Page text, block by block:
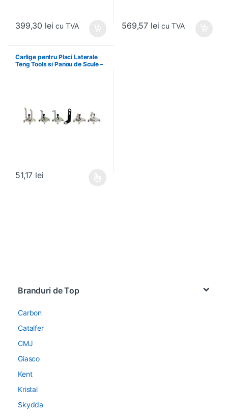
399,30 lei cu TVA 569,57 lei cu TVA
Carlige pentru Placi Laterale
Teng Tools si Panou de Scule –
51,17 lei
Branduri de Top
Carbon
Catalfer
CMJ
Giasco
Kent
Kristal
Skydda